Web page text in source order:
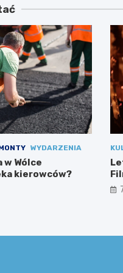
WYDARZENIA
w Wólce
kierowców?